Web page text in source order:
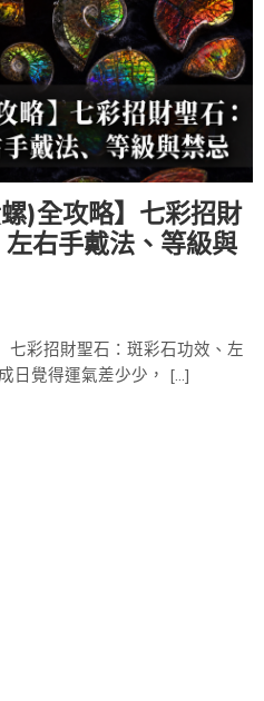
)全攻略】七彩招財
右手戴法、等級與
七彩招財聖石：斑彩石功效、左
日覺得運氣差少少， […]